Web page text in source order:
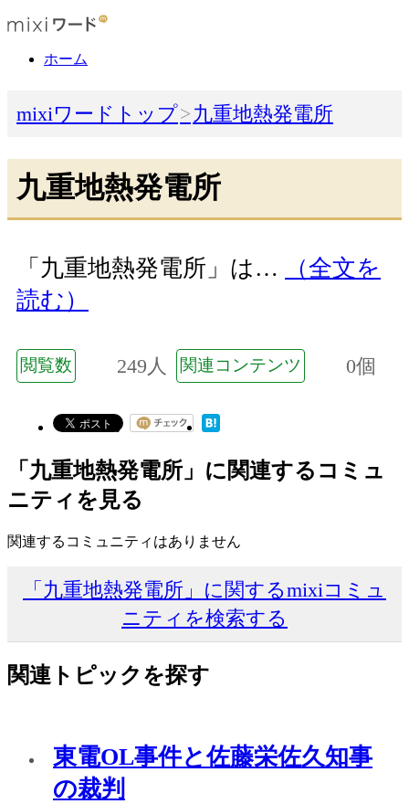
ホーム
mixiワードトップ 九重地熱発電所
九重地熱発電所
「九重地熱発電所」は…
（全文を
読む）
閲覧数 249人 関連コンテンツ 0個
「九重地熱発電所」に関連するコミュ
ニティを見る
関連するコミュニティはありません
「九重地熱発電所」に関するmixiコミュ
ニティを検索する
関連トピックを探す
東電OL事件と佐藤栄佐久知事
の裁判